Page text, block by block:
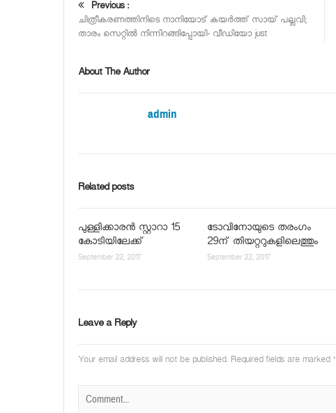
Previous :
ചിത്രീകരണത്തിനിടെ നാനിയോട് കയര്‍ത്ത് സായ് പല്ലവി;
താരം സെറ്റില്‍ നിന്നിറങ്ങിപ്പോയി- വീഡിയോ just
About The Author
admin
Related posts
പുള്ളിക്കാരന്‍ സ്റ്റാറാ 15
കോടിയിലേക്ക്
September 22, 2017
ടോവിനോയുടെ തരംഗം
29ന് തിയറ്ററുകളിലെത്തും
September 22, 2017
Leave a Reply
Your email address will not be published. Required fields are marked *